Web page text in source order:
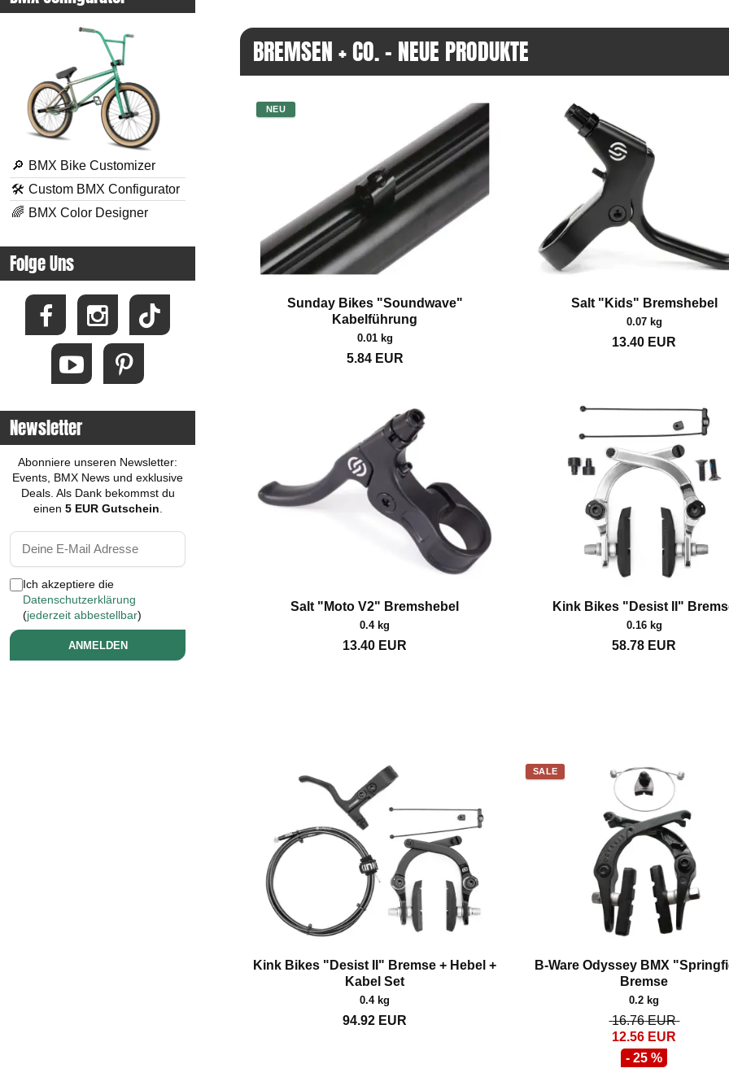
🔎 BMX Bike Customizer
🛠 Custom BMX Configurator
🌈 BMX Color Designer
Folge Uns
Newsletter
Abonniere unseren Newsletter:
Events, BMX News und exklusive
Deals. Als Dank bekommst du
einen 5 EUR Gutschein
Ich akzeptiere die
Datenschutzerklärung
(jederzeit abbestellbar)
ANMELDEN
BREMSEN + CO. - NEUE PRODUKTE
NEU
Sunday Bikes "Soundwave"
Kabelführung
0.01 kg
5.84EUR
Salt "Kids" Bremshebel
0.07 kg
13.40 EUR
Salt "Moto V2" Bremshebel
0.4 kg
13.40 EUR
Kink Bikes "Desist II"
0.16 kg
58.78 EUR
Kink Bikes "Desist II" Bremse + Hebel +
Kabel Set
0.4 kg
94.92 EUR
SALE
B-Ware Odyssey BMX
Bremse
0.2 kg
16.76EUR
12.56 EUR
- 25 %